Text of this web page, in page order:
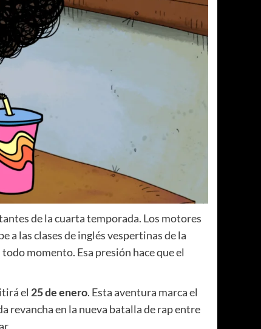
de la cuarta temporada. Los motores
a las clases de inglés vespertinas de la
momento. Esa presión hace que el
el 25 de enero. Esta aventura marca el
revancha en la nueva batalla de rap entre